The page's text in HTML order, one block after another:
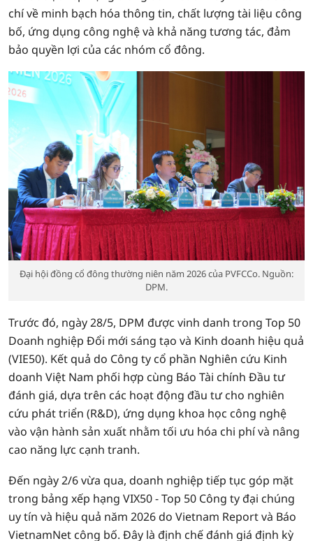
chí về minh bạch hóa thông tin, chất lượng tài liệu công
bố, ứng dụng công nghệ và khả năng tương tác, đảm
bảo quyền lợi của các nhóm cổ đông.
Đại hội đồng cổ đông thường niên năm 2026 của PVFCCo. Nguồn:
DPM.
Trước đó, ngày 28/5, DPM được vinh danh trong Top 50
Doanh nghiệp Đổi mới sáng tạo và Kinh doanh hiệu quả
(VIE50). Kết quả do Công ty cổ phần Nghiên cứu Kinh
doanh Việt Nam phối hợp cùng Báo Tài chính Đầu tư
đánh giá, dựa trên các hoạt động đầu tư cho nghiên
cứu phát triển (R&D), ứng dụng khoa học công nghệ
vào vận hành sản xuất nhằm tối ưu hóa chi phí và nâng
cao năng lực cạnh tranh.
Đến ngày 2/6 vừa qua, doanh nghiệp tiếp tục góp mặt
trong bảng xếp hạng VIX50 - Top 50 Công ty đại chúng
uy tín và hiệu quả năm 2026 do Vietnam Report và Báo
VietnamNet công bố. Đây là định chế đánh giá định kỳ